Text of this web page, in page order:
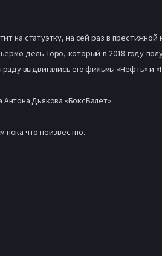
на статуэтку, на сей раз в
дель Торо, который в 2018 году
выдвигались его фильмы «Нефть» и
Дьякова «БоксБалет».
что неизвестно.